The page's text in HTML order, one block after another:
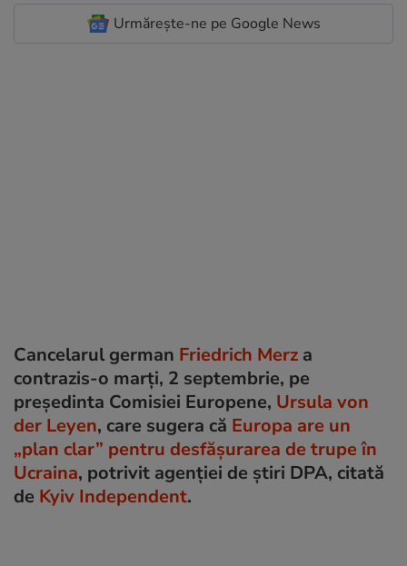
Urmărește-ne pe Google News
Cancelarul german Friedrich Merz a
contrazis-o marți, 2 septembrie, pe
președinta Comisiei Europene, Ursula von
der Leyen, care sugera că Europa are un
„plan clar” pentru desfășurarea de trupe în
Ucraina, potrivit agenției de știri DPA, citată
de Kyiv Independent.